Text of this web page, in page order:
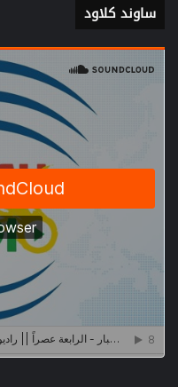
ساوند كلاود